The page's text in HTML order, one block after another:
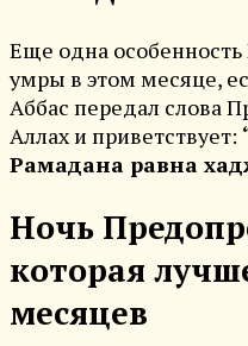
Еще одна
умры в этом месяце,
Аббас передал слова
Аллах и приветствует:
Рамадана равна
Ночь
которая
месяцев